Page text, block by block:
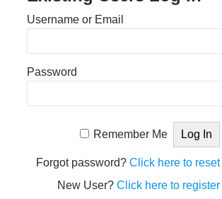
Username or Email
Password
Remember Me
Forgot password?Click here to reset
New User?Click here to register